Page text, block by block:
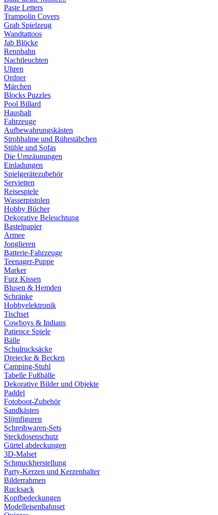
Paste Letters
Trampolin Covers
Grab Spielzeug
Wandtattoos
Jab Blöcke
Rennbahn
Nachtleuchten
Uhren
Ordner
Märchen
Blocks Puzzles
Pool Billard
Haushalt
Fahrzeuge
Aufbewahrungskästen
Strohhalme und Rührstäbchen
Stühle und Sofas
Die Umzäunungen
Einladungen
Spielgerätezubehör
Servietten
Reisespiele
Wasserpistolen
Hobby Bücher
Dekorative Beleuchtung
Bastelpapier
Armee
Jonglieren
Batterie-Fahrzeuge
Teenager-Puppe
Marker
Furz Kissen
Blusen & Hemden
Schränke
Hobbyelektronik
Tischset
Cowboys & Indians
Patience Spiele
Bälle
Schulrucksäcke
Dreiecke & Becken
Camping-Stuhl
Tabelle Fußbälle
Dekorative Bilder und Objekte
Paddel
Fotoboot-Zubehör
Sandkästen
Slijmfiguren
Schreibwaren-Sets
Steckdosenschutz
Gürtel abdeckungen
3D-Malset
Schmuckherstellung
Party-Kerzen und Kerzenhalter
Bilderrahmen
Rucksack
Kopfbedeckungen
Modelleisenbahnset